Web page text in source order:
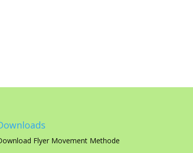
Flyer Movement Methode